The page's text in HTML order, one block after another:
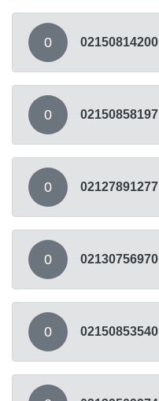
0 02150814200
0 02150858197
0 02127891277
0 02130756970
0 02150853540